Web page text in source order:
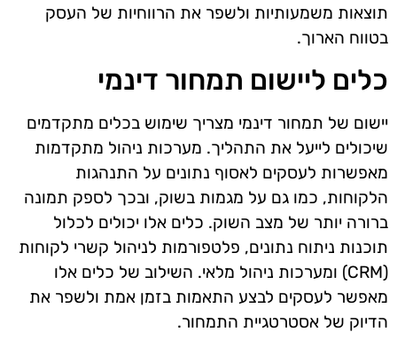
תוצאות משמעותיות ולשפר את הרווחיות של העסק
בטווח הארוך.
כלים ליישום תמחור דינמי
יישום של תמחור דינמי מצריך שימוש בכלים מתקדמים
שיכולים לייעל את התהליך. מערכות ניהול מתקדמות
מאפשרות לעסקים לאסוף נתונים על התנהגות
הלקוחות, כמו גם על מגמות בשוק, ובכך לספק תמונה
ברורה יותר של מצב השוק. כלים אלו יכולים לכלול
תוכנות ניתוח נתונים, פלטפורמות לניהול קשרי לקוחות
(CRM) ומערכות ניהול מלאי. השילוב של כלים אלו
מאפשר לעסקים לבצע התאמות בזמן אמת ולשפר את
הדיוק של אסטרטגיית התמחור.